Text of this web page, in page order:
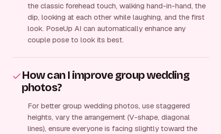
the classic forehead touch, walking hand-in-hand, the
dip, looking at each other while laughing, and the first
look. PoseUp AI can automatically enhance any
couple pose to look its best.
How can I improve group wedding
photos?
For better group wedding photos, use staggered
heights, vary the arrangement (V-shape, diagonal
lines), ensure everyone is facing slightly toward the